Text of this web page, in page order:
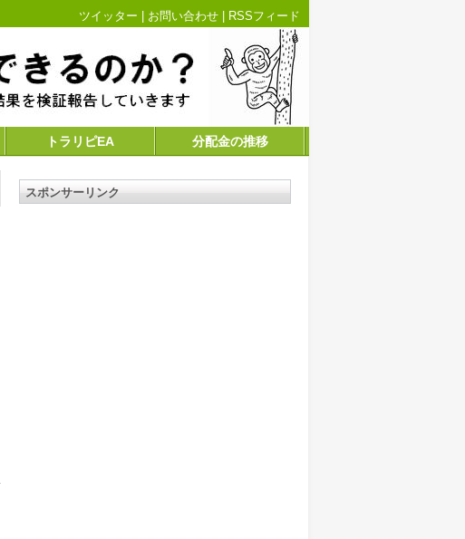
ツイッター お問い合わせ RSSフィード
トラリピEA 分配金の推移
スポンサーリンク